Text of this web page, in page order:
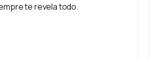
te revela todo.